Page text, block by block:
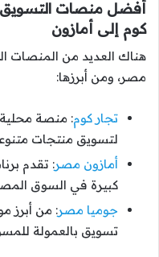
أفضل منصات
كوم إلى أمازون
هناك العديد من المنصات
مصر، ومن أبرزها:
تجار كوم: منصة
لتسويق منتجات
أمازون مصر: تقدم
كبيرة في السوق
جوميا مصر: من أبرز
تسويق بالعمولة